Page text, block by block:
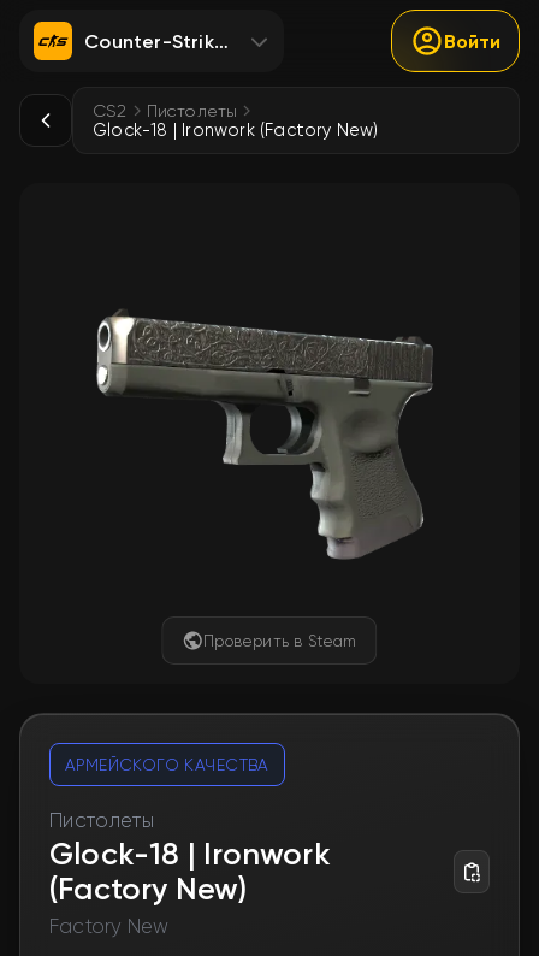
Counter-Strike 2 Войти
CS2 Пистолеты
Glock-18 | Ironwork (Factory New)
Проверить в Steam
АРМЕЙСКОГО КАЧЕСТВА
Пистолеты
Glock-18 | Ironwork
(Factory New)
Factory New